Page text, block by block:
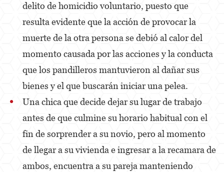
Descarga Negligente de un Arma de Fuego
Portar un Arma de Fuego Cargada
Portar un Arma de Fuego Oculta
Delitos de Conducción
Conducir con una licencia suspendida
Chocar y Huir
Evadir a un oficial de policía
Homicidio Vehicular
delito de homicidio voluntario, puesto que
resulta evidente que la acción de provocar la
muerte de la otra persona se debió al calor del
momento causada por las acciones y la conducta
que los pandilleros mantuvieron al dañar sus
bienes y el que buscarán iniciar una pelea.
Una chica que decide dejar su lugar de trabajo
antes de que culmine su horario habitual con el
fin de sorprender a su novio, pero al momento
de llegar a su vivienda e ingresar a la recamara de
ambos, encuentra a su pareja manteniendo